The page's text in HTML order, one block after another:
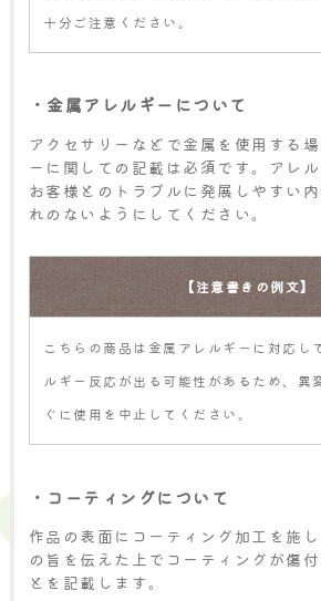
十分ご注意ください。
・金属アレルギーについて
アクセサリーなどで金属を使用する
ーに関しての記載は必須です。アレル
お客様とのトラブルに発展しやすい
れのないようにしてください。
【注意書きの例文】
こちらの商品は金属アレルギーに対応し
ルギー反応が出る可能性があるため、異
ぐに使用を中止してください。
・コーティングについて
作品の表面にコーティング加工を施
の旨を伝えた上でコーティングが傷
とを記載します。